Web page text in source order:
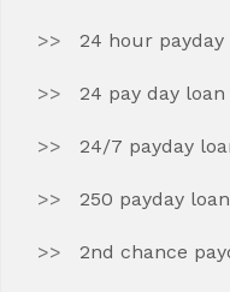
24 hour payday
24 pay day loan
24/7 payday
250 payday loan
2nd chance